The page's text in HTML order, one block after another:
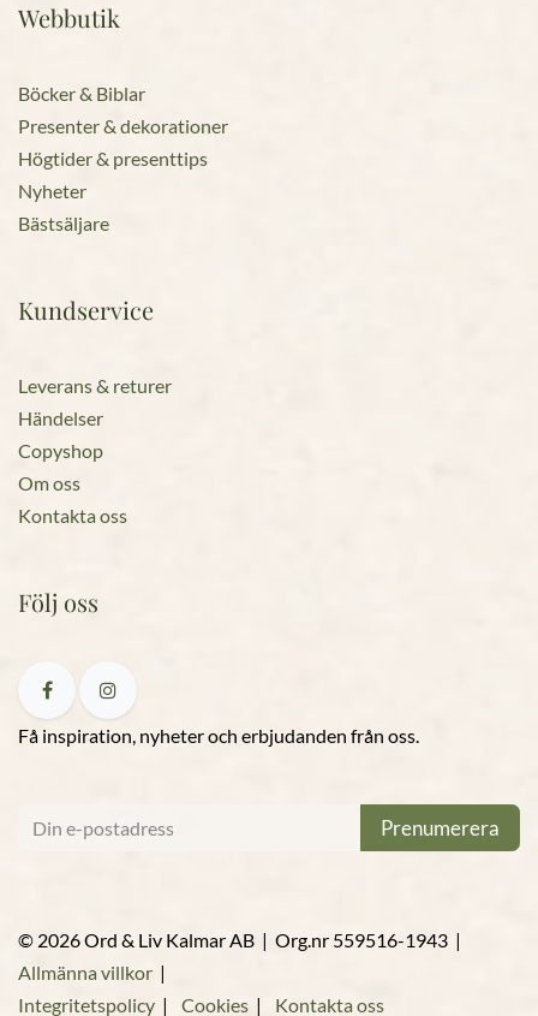
Webbutik
Böcker & Biblar
Presenter & dekorationer
Högtider & presenttips
Nyheter
Bästsäljare
Kundservice
Leverans & returer
Händelser
Copyshop
Om oss
Kontakta oss
Följ oss
Få inspiration, nyheter och erbjudanden från oss.
Prenumerera
© 2026 Ord & Liv Kalmar AB | Org.nr 559516-1943 |
Allmänna villkor |
Integritetspolicy | Cookies | Kontakta oss